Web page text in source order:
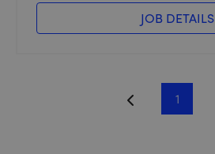
JOB DETAILS
1